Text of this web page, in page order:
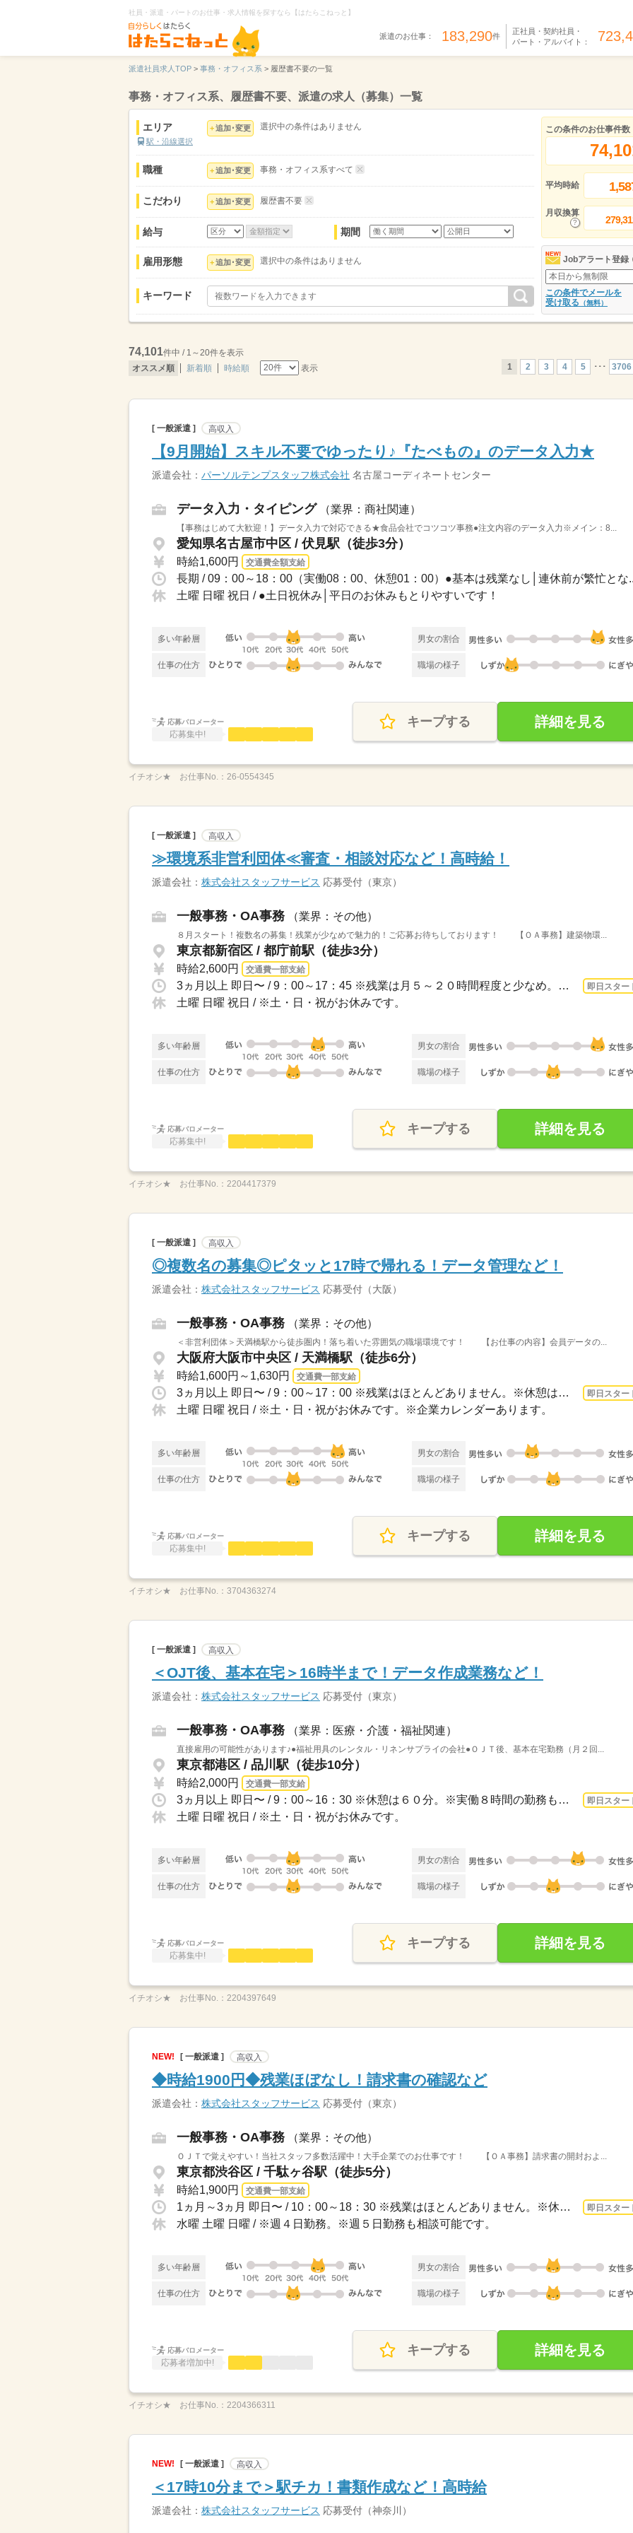
社員・派遣・パートのお仕事・求人情報を探すなら【はたらこねっと】
派遣のお仕事： 183,290件
正社員・契約社員・
パート・アルバイト：
派遣社員求人TOP > 事務・オフィス系 > 履歴書不要の一覧
事務・オフィス系、履歴書不要、派遣の求人（募集）一覧
エリア
駅・沿線選択
追加･変更 選択中の条件はありません
職種 追加･変更 事務・オフィス系すべて
こだわり 追加･変更 履歴書不要
給与 期間
雇用形態 追加･変更 選択中の条件はありません
キーワード
この条件のお仕事件数
平均時給
月収換算
Jobアラート登録
この条件でメールを
受け取る （無料）
74,101件中 / 1～20件を表示
オススメ順
新着順 時給順 表示 1 2 3 4 5 ･･･ 3706
[ 一般派遣 ] 高収入
【9月開始】スキル不要でゆったり♪『たべもの』のデータ入力★
派遣会社： パーソルテンプスタッフ株式会社 名古屋コーディネートセンター
データ入力・タイピング （業界：商社関連）
【事務はじめて大歓迎！】データ入力で対応できる★食品会社でコツコツ事務●注文内容のデータ入力※メイン：8...
愛知県名古屋市中区 / 伏見駅（徒歩3分）
時給1,600円 交通費全額支給
長期 / 09：00～18：00（実働08：00、休憩01：00）●基本は残業なし│連休前が繁忙とな
土曜 日曜 祝日 / ●土日祝休み│平日のお休みもとりやすいです！
多い年齢層 男女の割合
仕事の仕方 職場の様子
応募バロメーター
応募集中!
キープする 詳細を見る
イチオシ★ お仕事No.： 26-0554345
[ 一般派遣 ] 高収入
≫環境系非営利団体≪審査・相談対応など！高時給！
派遣会社： 株式会社スタッフサービス 応募受付（東京）
一般事務・OA事務 （業界：その他）
８月スタート！複数名の募集！残業が少なめで魅力的！ご応募お待ちしております！ 【ＯＡ事務】建築物環...
東京都新宿区 / 都庁前駅（徒歩3分）
時給2,600円 交通費一部支給
3ヵ月以上 即日〜 / 9：00～17：45 ※残業は月５～２０時間程度と少なめ。※休憩は６０... 即日スター
土曜 日曜 祝日 / ※土・日・祝がお休みです。
多い年齢層 男女の割合
仕事の仕方 職場の様子
応募バロメーター
応募集中!
キープする 詳細を見る
イチオシ★ お仕事No.： 2204417379
[ 一般派遣 ] 高収入
◎複数名の募集◎ピタッと17時で帰れる！データ管理など！
派遣会社： 株式会社スタッフサービス 応募受付（大阪）
一般事務・OA事務 （業界：その他）
＜非営利団体＞天満橋駅から徒歩圏内！落ち着いた雰囲気の職場環境です！ 【お仕事の内容】会員データの...
大阪府大阪市中央区 / 天満橋駅（徒歩6分）
時給1,600円～1,630円 交通費一部支給
3ヵ月以上 即日〜 / 9：00～17：00 ※残業はほとんどありません。※休憩は６０分です。 即日スター
土曜 日曜 祝日 / ※土・日・祝がお休みです。※企業カレンダーあります。
多い年齢層 男女の割合
仕事の仕方 職場の様子
応募バロメーター
応募集中!
キープする 詳細を見る
イチオシ★ お仕事No.： 3704363274
[ 一般派遣 ] 高収入
＜OJT後、基本在宅＞16時半まで！データ作成業務など！
派遣会社： 株式会社スタッフサービス 応募受付（東京）
一般事務・OA事務 （業界：医療・介護・福祉関連）
直接雇用の可能性があります♪●福祉用具のレンタル・リネンサプライの会社●ＯＪＴ後、基本在宅勤務（月２回...
東京都港区 / 品川駅（徒歩10分）
時給2,000円 交通費一部支給
3ヵ月以上 即日〜 / 9：00～16：30 ※休憩は６０分。※実働８時間の勤務も相談可能です... 即日スター
土曜 日曜 祝日 / ※土・日・祝がお休みです。
多い年齢層 男女の割合
仕事の仕方 職場の様子
応募バロメーター
応募集中!
キープする 詳細を見る
イチオシ★ お仕事No.： 2204397649
NEW! [ 一般派遣 ] 高収入
◆時給1900円◆残業ほぼなし！請求書の確認など
派遣会社： 株式会社スタッフサービス 応募受付（東京）
一般事務・OA事務 （業界：その他）
ＯＪＴで覚えやすい！当社スタッフ多数活躍中！大手企業でのお仕事です！ 【ＯＡ事務】請求書の開封およ...
東京都渋谷区 / 千駄ヶ谷駅（徒歩5分）
時給1,900円 交通費一部支給
1ヵ月～3ヵ月 即日〜 / 10：00～18：30 ※残業はほとんどありません。※休憩は６０分で... 即日スター
水曜 土曜 日曜 / ※週４日勤務。※週５日勤務も相談可能です。
多い年齢層 男女の割合
仕事の仕方 職場の様子
応募バロメーター
応募者増加中!
キープする 詳細を見る
イチオシ★ お仕事No.： 2204366311
NEW! [ 一般派遣 ] 高収入
＜17時10分まで＞駅チカ！書類作成など！高時給
派遣会社： 株式会社スタッフサービス 応募受付（神奈川）